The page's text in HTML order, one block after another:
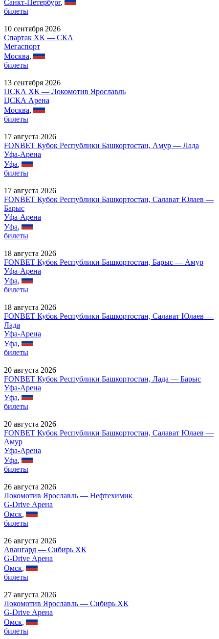
Санкт-Петербург,
билеты
10 сентября 2026
Спартак ХК — СКА
Мегаспорт
Москва,
билеты
13 сентября 2026
ЦСКА ХК — Локомотив Ярославль
ЦСКА Арена
Москва,
билеты
17 августа 2026
FONBET Кубок Республики Башкортостан, Амур — Лада
Уфа-Арена
Уфа,
билеты
17 августа 2026
FONBET Кубок Республики Башкортостан, Салават Юлаев —
Барыс
Уфа-Арена
Уфа,
билеты
18 августа 2026
FONBET Кубок Республики Башкортостан, Барыс — Амур
Уфа-Арена
Уфа,
билеты
18 августа 2026
FONBET Кубок Республики Башкортостан, Салават Юлаев —
Лада
Уфа-Арена
Уфа,
билеты
20 августа 2026
FONBET Кубок Республики Башкортостан, Лада — Барыс
Уфа-Арена
Уфа,
билеты
20 августа 2026
FONBET Кубок Республики Башкортостан, Салават Юлаев —
Амур
Уфа-Арена
Уфа,
билеты
26 августа 2026
Локомотив Ярославль — Нефтехимик
G-Drive Арена
Омск,
билеты
26 августа 2026
Авангард — Сибирь ХК
G-Drive Арена
Омск,
билеты
27 августа 2026
Локомотив Ярославль — Сибирь ХК
G-Drive Арена
Омск,
билеты